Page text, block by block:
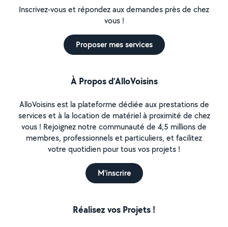
Inscrivez-vous et répondez aux demandes près de chez
vous !
Proposer mes services
À Propos d’AlloVoisins
AlloVoisins est la plateforme dédiée aux prestations de
services et à la location de matériel à proximité de chez
vous ! Rejoignez notre communauté de 4,5 millions de
membres, professionnels et particuliers, et facilitez
votre quotidien pour tous vos projets !
M'inscrire
Réalisez vos Projets !